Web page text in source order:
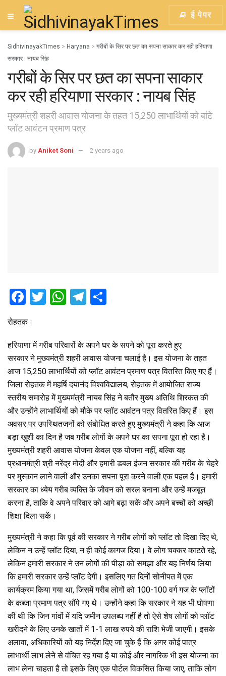
ई पेपर
SidhivinayakTimes > Haryana > गरीबों के सिर पर छत का सपना साकार कर रही हरियाणा
सरकार : नायब सिंह
गरीबों के सिर पर छत का सपना साकार
कर रही हरियाणा सरकार : नायब सिंह
मुख्यमंत्री शहरी आवास योजना के तहत 15,250 लाभार्थियों को बांटे
प्लॉट आवंटन प्रमाण पत्र
by Aniket Soni 2 years ago
F
ce
b
o
o
k
T
er
W
s
A
p
p
T
gr
a
m
e
रोहतक।
हरियाणा में गरीब परिवारों के अपने घर के सपने को पूरा करते हुए
सरकार ने मुख्यमंत्री शहरी आवास योजना चलाई है। इस योजना के तहत
आज 15,250 लाभार्थियों को प्लॉट आवंटन प्रमाण पत्र वितरित किए गए हैं।
जिला रोहतक में महर्षि दयानंद विश्वविद्यालय, रोहतक में आयोजित राज्य
स्तरीय समारोह में मुख्यमंत्री नायब सिंह ने बतौर मुख्य अतिथि शिरकत की
और उन्होंने लाभार्थियों को मौके पर प्लॉट आवंटन पत्र वितरित किए हैं। इस
अवसर पर उपस्थितजनों को संबोधित करते हुए मुख्यमंत्री ने कहा कि आज
बड़ा खुशी का दिन है जब गरीब लोगों के अपने घर का सपना पूरा हो रहा है।
मुख्यमंत्री शहरी आवास योजना केवल एक योजना नहीं, बल्कि यह
प्रधानमंत्री श्री नरेंद्र मोदी और हमारी डबल इंजन सरकार की गरीब के चेहरे
पर मुस्कान लाने वाली और उनका सपना पूरा करने वाली एक पहल है। हमारी
सरकार का ध्येय गरीब व्यक्ति के जीवन को सरल बनाना और उन्हें मजबूत
करना है, ताकि वे अपने परिवार को आगे बढ़ा सकें और अपने बच्चों को अच्छी
शिक्षा दिला सकें।
मुख्यमंत्री ने कहा कि पूर्व की सरकार ने गरीब लोगों को प्लॉट तो दिखा दिए थे,
लेकिन न उन्हें प्लॉट दिया, न ही कोई कागज दिया। वे लोग चक्कर काटते रहे,
लेकिन हमारी सरकार ने उन लोगों की पीड़ा को समझा और यह निर्णय लिया
कि हमारी सरकार उन्हें प्लॉट देगी। इसलिए गत दिनों सोनीपत में एक
कार्यक्रम किया गया था, जिसमें गरीब लोगों को 100-100 वर्ग गज के प्लॉटों
के कब्जा प्रमाण पत्र सौंपे गए थे। उन्होंने कहा कि सरकार ने यह भी घोषणा
की थी कि जिन गांवों में यदि जमीन उपलब्ध नहीं है तो ऐसे शेष लोगों को प्लॉट
खरीदने के लिए उनके खातों में 1-1 लाख रुपये की राशि भेजी जाएगी। इसके
अलावा, अधिकारियों को यह निर्देश दिए जा चुके हैं कि अगर कोई पात्र
लाभार्थी लाभ लेने से वंचित रह गया है या कोई और नागरिक भी इस योजना का
लाभ लेना चाहता है तो इसके लिए एक पोर्टल विकसित किया जाए, ताकि लोग